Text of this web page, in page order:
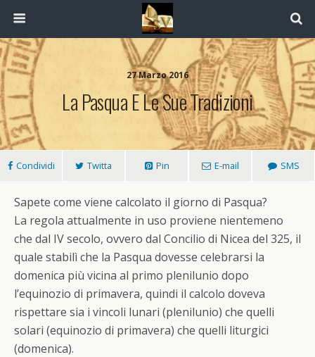
27 Marzo 2016
La Pasqua E Le Sue Tradizioni
Condividi Twitta Pin E-mail SMS
Sapete come viene calcolato il giorno di Pasqua?
La regola attualmente in uso proviene nientemeno
che dal IV secolo, ovvero dal Concilio di Nicea del 325, il
quale stabilì che la Pasqua dovesse celebrarsi la
domenica più vicina al primo plenilunio dopo
l’equinozio di primavera, quindi il calcolo doveva
rispettare sia i vincoli lunari (plenilunio) che quelli
solari (equinozio di primavera) che quelli liturgici
(domenica).